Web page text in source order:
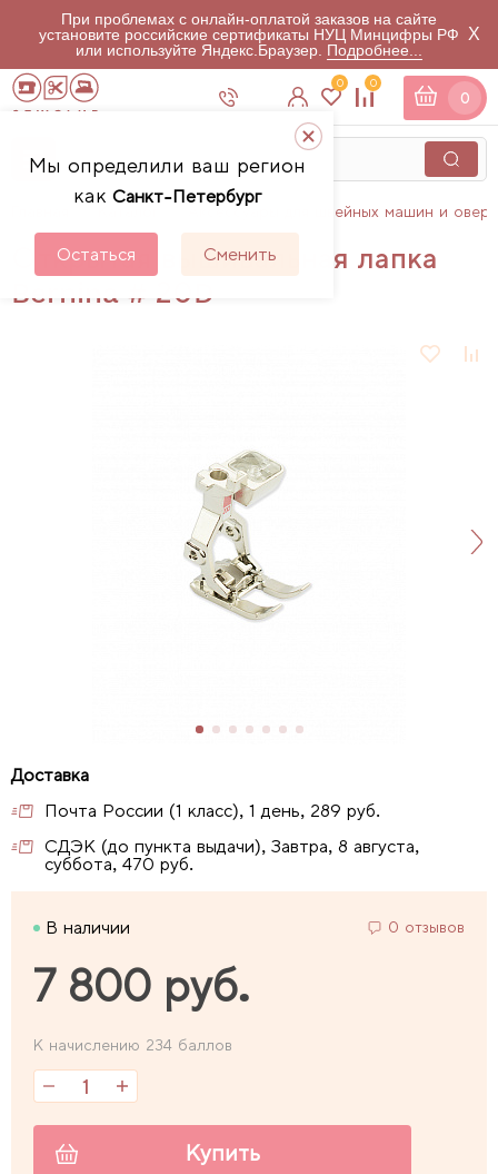
При проблемах с онлайн-оплатой заказов на сайте
установите российские сертификаты НУЦ Минцифры РФ
или используйте Яндекс.Браузер. Подробнее...
X
Мы определили ваш регион
как Санкт-Петербург
Остаться Сменить
0 0
0
Аксессуары для швейных машин и
Открытая вышивальная лапка
Bernina # 20D
Почта России (1 класс), 1 день, 289 руб.
СДЭК (до пункта выдачи), Завтра, 8 августа,
суббота, 470 руб.
В наличии 0 отзывов
7 800 руб.
К начислению 234 баллов
Купить